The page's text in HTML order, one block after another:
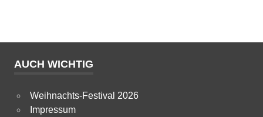
AUCH WICHTIG
Weihnachts-Festival 2026
Impressum